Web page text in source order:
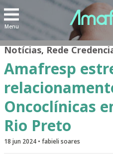
Menu
Notícias,Rede
Amafresp
Oncoclínicas
Rio Preto
18 jun 2024 • fabieli soares